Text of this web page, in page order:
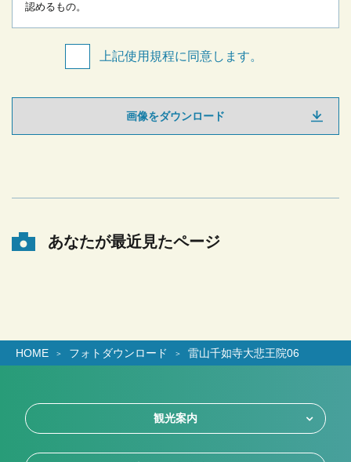
認めるもの。
上記使用規程に同意します。
画像をダウンロード
あなたが最近見たページ
HOME フォトダウンロード 雷山千如寺大悲王院06
観光案内